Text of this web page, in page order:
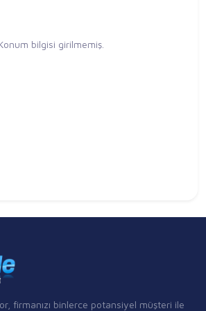
bilgisi girilmemiş.
firmanızı binlerce potansiyel müşteri ile